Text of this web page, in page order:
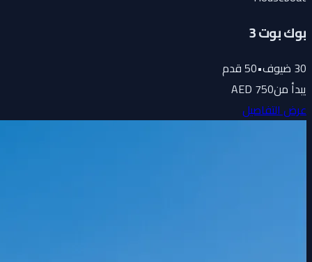
بوك بوت 3
30ضيوف•
50قدم
يبدأ من750 AED
عرض التفاصيل